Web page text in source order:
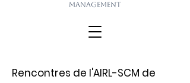
Management
Rencontres de l'AIRL-SCM de